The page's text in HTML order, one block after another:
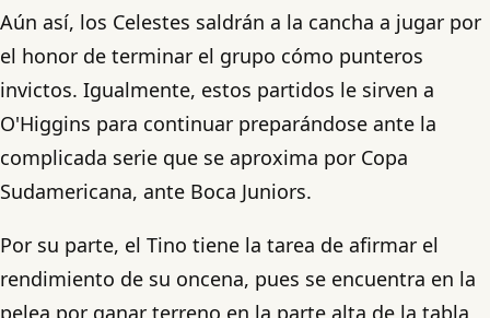
Aún así, los Celestes saldrán a la cancha a jugar por
el honor de terminar el grupo cómo punteros
invictos. Igualmente, estos partidos le sirven a
O'Higgins para continuar preparándose ante la
complicada serie que se aproxima por Copa
Sudamericana, ante Boca Juniors.
Por su parte, el Tino tiene la tarea de afirmar el
rendimiento de su oncena, pues se encuentra en la
pelea por ganar terreno en la parte alta de la tabla